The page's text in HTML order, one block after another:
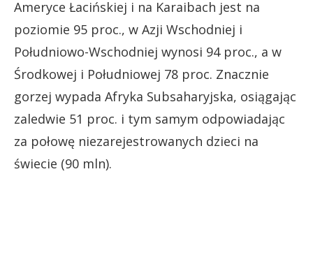
Ameryce Łacińskiej i na Karaibach jest na
poziomie 95 proc., w Azji Wschodniej i
Południowo-Wschodniej wynosi 94 proc., a w
Środkowej i Południowej 78 proc. Znacznie
gorzej wypada Afryka Subsaharyjska, osiągając
zaledwie 51 proc. i tym samym odpowiadając
za połowę niezarejestrowanych dzieci na
świecie (90 mln).